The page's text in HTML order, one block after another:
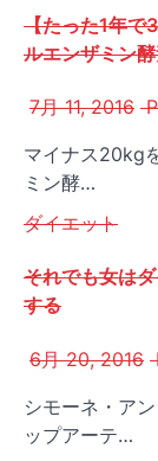
【たった1年で
ルエンザミン
7月 11, 2016
マイナス20kg
ミン酵…
ダイエット
それでも女は
する
6月 20, 2016
シモーネ・ア
ップアーテ…